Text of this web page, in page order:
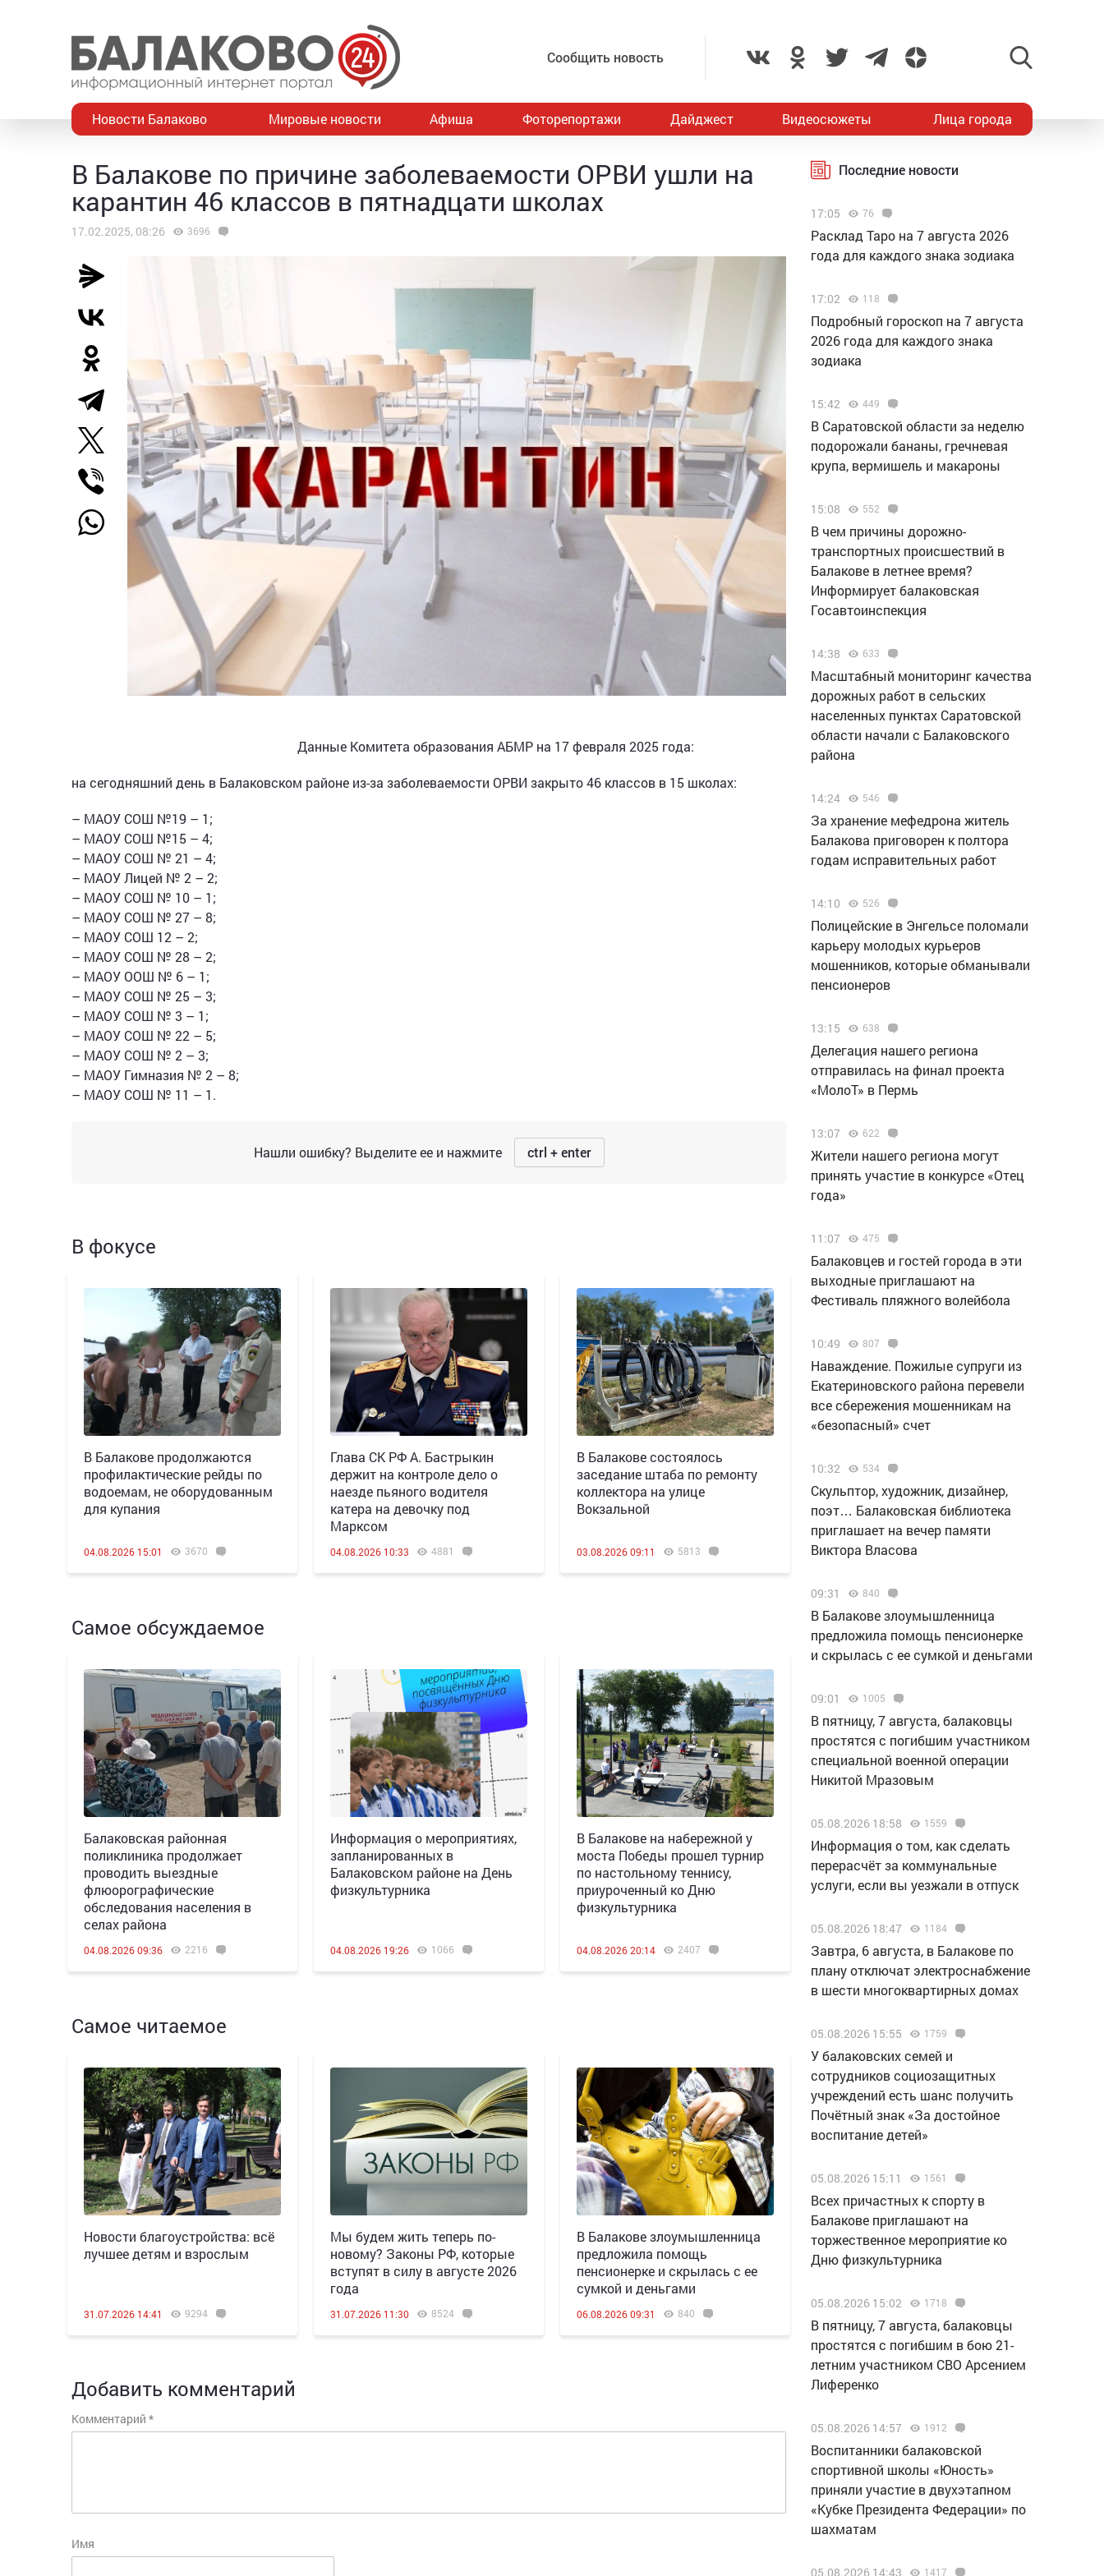
Сообщить новость
Новости Балаково Мировые новости Афиша Фоторепортажи Дайджест Видеосюжеты Лица города
В Балакове по причине заболеваемости ОРВИ ушли на
карантин 46 классов в пятнадцати школах
17.02.2025, 08:26 3696
Данные Комитета образования АБМР на 17 февраля 2025 года:
на сегодняшний день в Балаковском районе из-за заболеваемости ОРВИ закрыто 46 классов в 15 школах:
– МАОУ СОШ №19 – 1;
– МАОУ СОШ №15 – 4;
– МАОУ СОШ № 21 – 4;
– МАОУ Лицей № 2 – 2;
– МАОУ СОШ № 10 – 1;
– МАОУ СОШ № 27 – 8;
– МАОУ СОШ 12 – 2;
– МАОУ СОШ № 28 – 2;
– МАОУ ООШ № 6 – 1;
– МАОУ СОШ № 25 – 3;
– МАОУ СОШ № 3 – 1;
– МАОУ СОШ № 22 – 5;
– МАОУ СОШ № 2 – 3;
– МАОУ Гимназия № 2 – 8;
– МАОУ СОШ № 11 – 1.
Нашли ошибку? Выделите ее и нажмите ctrl + enter
В фокусе
В Балакове продолжаются
профилактические рейды по
водоемам, не оборудованным
для купания
04.08.2026 15:01 3670
Глава СК РФ А. Бастрыкин
держит на контроле дело о
наезде пьяного водителя
катера на девочку под
Марксом
04.08.2026 10:33 4881
В Балакове состоялось
заседание штаба по ремонту
коллектора на улице
Вокзальной
03.08.2026 09:11 5813
Самое обсуждаемое
Балаковская районная
поликлиника продолжает
проводить выездные
флюорографические
обследования населения в
селах района
04.08.2026 09:36 2216
Информация о мероприятиях,
запланированных в
Балаковском районе на День
физкультурника
04.08.2026 19:26 1066
В Балакове на набережной у
моста Победы прошел турнир
по настольному теннису,
приуроченный ко Дню
физкультурника
04.08.2026 20:14 2407
Самое читаемое
Новости благоустройства: всё
лучшее детям и взрослым
31.07.2026 14:41 9294
Мы будем жить теперь по-
новому? Законы РФ, которые
вступят в силу в августе 2026
года
31.07.2026 11:30 8524
В Балакове злоумышленница
предложила помощь
пенсионерке и скрылась с ее
сумкой и деньгами
06.08.2026 09:31 840
Добавить комментарий
Комментарий *
Имя
Последние новости
17:05 76
Расклад Таро на 7 августа 2026
года для каждого знака зодиака
17:02 118
Подробный гороскоп на 7 августа
2026 года для каждого знака
зодиака
15:42 449
В Саратовской области за неделю
подорожали бананы, гречневая
крупа, вермишель и макароны
15:08 552
В чем причины дорожно-
транспортных происшествий в
Балакове в летнее время?
Информирует балаковская
Госавтоинспекция
14:38 633
Масштабный мониторинг качества
дорожных работ в сельских
населенных пунктах Саратовской
области начали с Балаковского
района
14:24 546
За хранение мефедрона житель
Балакова приговорен к полтора
годам исправительных работ
14:10 526
Полицейские в Энгельсе поломали
карьеру молодых курьеров
мошенников, которые обманывали
пенсионеров
13:15 638
Делегация нашего региона
отправилась на финал проекта
«МолоТ» в Пермь
13:07 622
Жители нашего региона могут
принять участие в конкурсе «Отец
года»
11:07 475
Балаковцев и гостей города в эти
выходные приглашают на
Фестиваль пляжного волейбола
10:49 807
Наваждение. Пожилые супруги из
Екатериновского района перевели
все сбережения мошенникам на
«безопасный» счет
10:32 534
Скульптор, художник, дизайнер,
поэт… Балаковская библиотека
приглашает на вечер памяти
Виктора Власова
09:31 840
В Балакове злоумышленница
предложила помощь пенсионерке
и скрылась с ее сумкой и деньгами
09:01 1005
В пятницу, 7 августа, балаковцы
простятся с погибшим участником
специальной военной операции
Никитой Мразовым
05.08.2026 18:58 1559
Информация о том, как сделать
перерасчёт за коммунальные
услуги, если вы уезжали в отпуск
05.08.2026 18:47 1184
Завтра, 6 августа, в Балакове по
плану отключат электроснабжение
в шести многоквартирных домах
05.08.2026 15:55 1759
У балаковских семей и
сотрудников социозащитных
учреждений есть шанс получить
Почётный знак «За достойное
воспитание детей»
05.08.2026 15:11 1561
Всех причастных к спорту в
Балакове приглашают на
торжественное мероприятие ко
Дню физкультурника
05.08.2026 15:02 1718
В пятницу, 7 августа, балаковцы
простятся с погибшим в бою 21-
летним участником СВО Арсением
Лиференко
05.08.2026 14:57 1912
Воспитанники балаковской
спортивной школы «Юность»
приняли участие в двухэтапном
«Кубке Президента Федерации» по
шахматам
05.08.2026 14:43 1417